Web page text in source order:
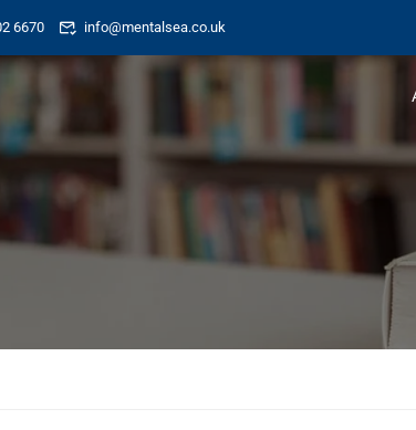
6670 info@mentalsea.co.uk